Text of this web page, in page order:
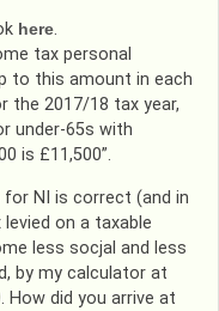
here.
tax personal
to this amount in each
the 2017/18 tax year,
under-65s with
is £11,500”.
NI is correct (and in
levied on a taxable
less socjal and less
by my calculator at
How did you arrive at